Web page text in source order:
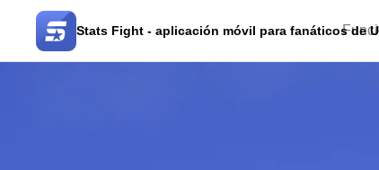
Stats Fight - aplicación móvil para fanáticos de